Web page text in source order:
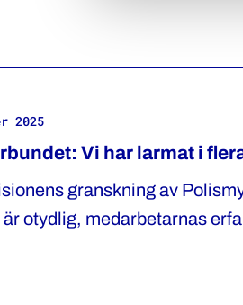
revisionen.
2025
Vi har larmat i
granskning av
otydlig, medarbetarnas